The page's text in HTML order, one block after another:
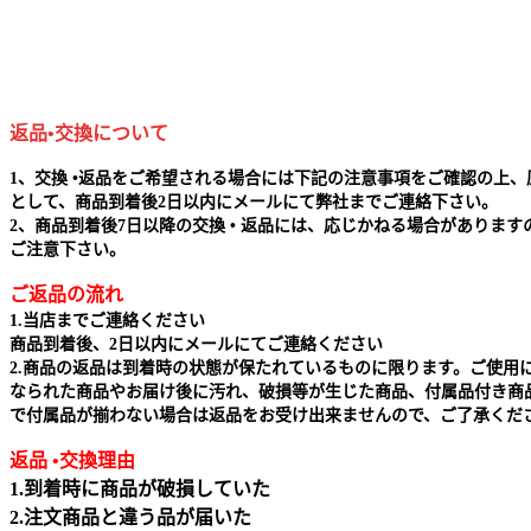
返品•交換について
1、交換 •返品をご希望される場合には下記の注意事項をご確認の上、
として、商品到着後2日以内にメールにて弊社までご連絡下さい。
2、商品到着後7日以降の交換 • 返品には、応じかねる場合があります
ご注意下さい。
ご返品の流れ
1.当店までご連絡ください
商品到着後、2日以内にメールにてご連絡ください
2.商品の返品は到着時の状態が保たれているものに限ります。ご使用
なられた商品やお届け後に汚れ、破損等が生じた商品、付属品付き商
で付属品が揃わない場合は返品をお受け出来ませんので、ご了承くだ
返品 •交換理由
1.到着時に商品が破損していた
2.注文商品と違う品が届いた